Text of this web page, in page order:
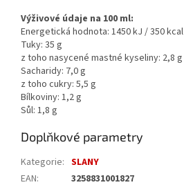
Výživové údaje na 100 ml:
Energetická hodnota: 1450 kJ / 350 kcal
Tuky: 35 g
z toho nasycené mastné kyseliny: 2,8 g
Sacharidy: 7,0 g
z toho cukry: 5,5 g
Bílkoviny: 1,2 g
Sůl: 1,8 g
Doplňkové parametry
Kategorie: SLANY
EAN: 3258831001827